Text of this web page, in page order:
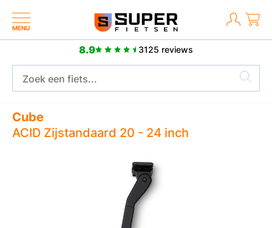
MENU
8.9 3125 reviews
2 jaar fabrieksgarantie
Cube
ACID Zijstandaard 20 - 24 inch